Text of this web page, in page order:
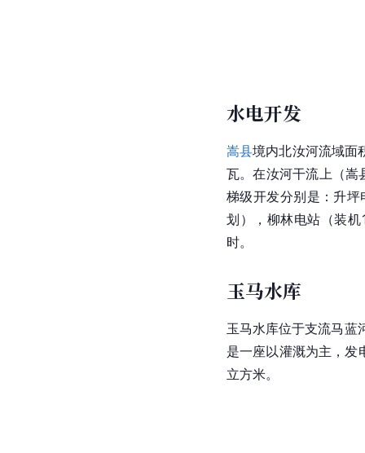
水电开发
嵩县境内北汝河流域面
瓦。在汝河干流上（嵩
梯级开发分别是：升
划），柳林电站（装
时。
玉马水库
玉马水库位于支流马蓝
是一座以灌溉为主，发
立方米。